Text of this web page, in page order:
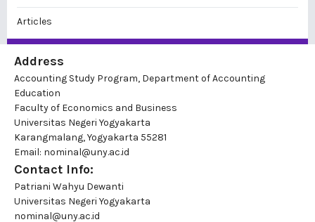
Articles
Address
Accounting Study Program, Department of Accounting
Education
Faculty of Economics and Business
Universitas Negeri Yogyakarta
Karangmalang, Yogyakarta 55281
Email: nominal@uny.ac.id
Contact Info:
Patriani Wahyu Dewanti
Universitas Negeri Yogyakarta
nominal@uny.ac.id